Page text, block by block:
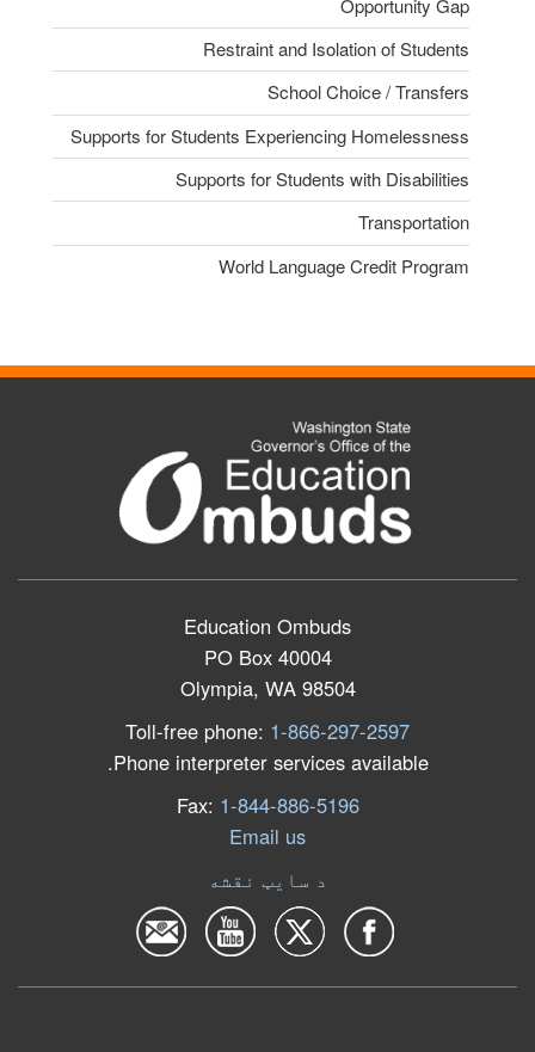
Restraint and Isolation of Students
School Choice / Transfers
Supports for Students Experiencing Homelessness
Supports for Students with Disabilities
Transportation
World Language Credit Program
Education Ombuds
PO Box 40004
Olympia, WA 98504
Toll-free phone: 1-866-297-2597
Phone interpreter services available.
Fax: 1-844-886-5196
Email us
د سایټ نقشه